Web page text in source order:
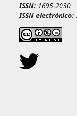
ISSN:1695-2030
ISSN electrónico: